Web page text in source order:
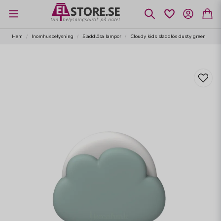
Hem Inomhusbelysning Sladdlösa lampor Cloudy kids sladdlös dusty green